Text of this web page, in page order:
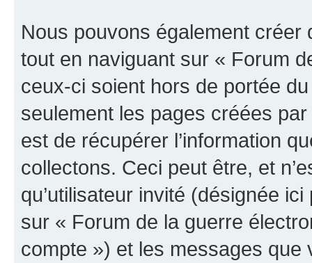
Nous pouvons également
tout en naviguant sur « Forum
ceux-ci soient hors de portée
seulement les pages créées
est de récupérer l’information
collectons. Ceci peut être, et
qu’utilisateur invité (désignée
sur « Forum de la guerre
compte ») et les messages que